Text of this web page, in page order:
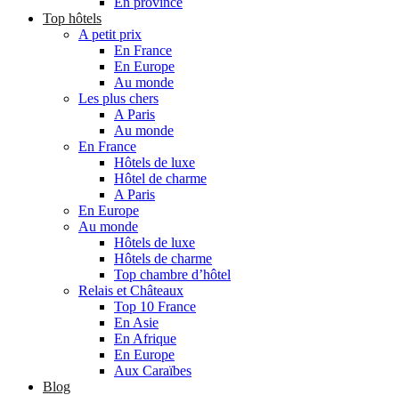
Top hôtels
A petit prix
En France
En Europe
Au monde
Les plus chers
A Paris
Au monde
En France
Hôtels de luxe
Hôtel de charme
A Paris
En Europe
Au monde
Hôtels de luxe
Hôtels de charme
Top chambre d’hôtel
Relais et Châteaux
Top 10 France
En Asie
En Afrique
En Europe
Aux Caraïbes
Blog